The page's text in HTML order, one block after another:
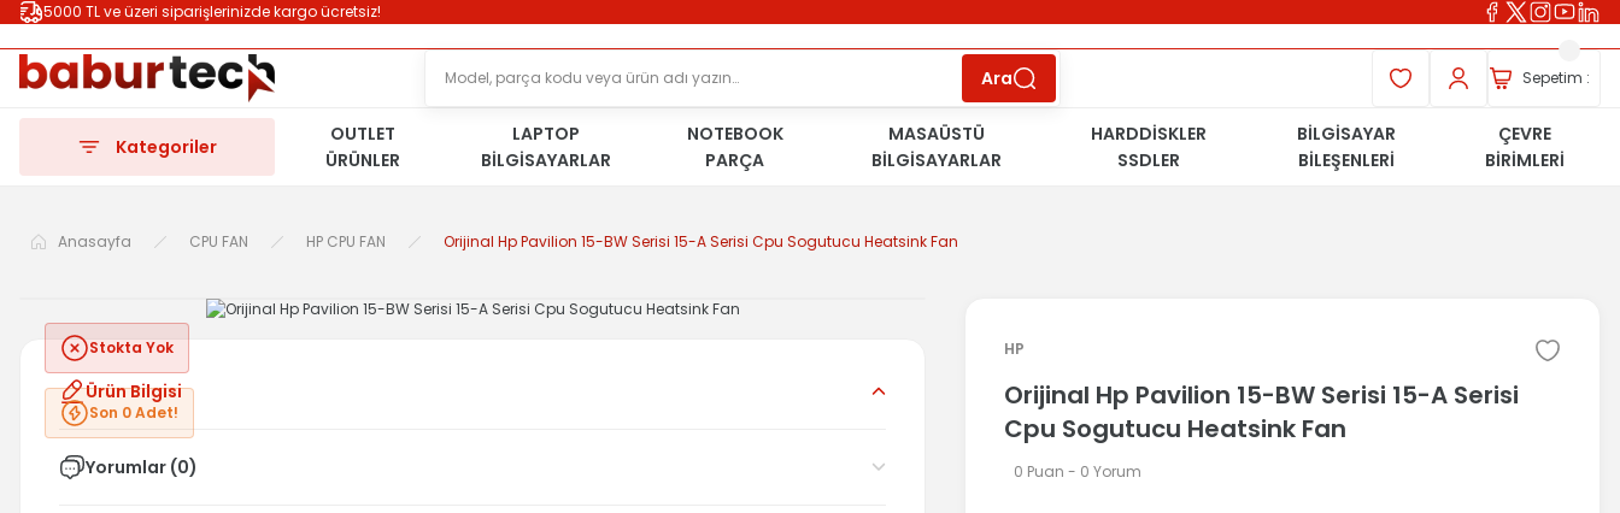
5000 TL ve üzeri siparişlerinizde kargo ücretsiz!
ÜCRETSİZ TESLİMAT İMKANIKOŞULSUZ İADE
HAKKISÜRDÜRÜLEBİLİR ÜRÜNLER
Ara Sepetim :
Kategoriler
OUTLET
ÜRÜNLER
LAPTOP
BİLGİSAYARLAR
NOTEBOOK
PARÇA
MASAÜSTÜ
BİLGİSAYARLAR
HARDDİSKLER
SSDLER
BİLGİSAYAR
BİLEŞENLERİ
ÇEVRE
BİRİMLERİ
Anasayfa CPU FAN HP CPU FAN Orijinal Hp Pavilion 15-BW Serisi 15-A Serisi Cpu Sogutucu Heatsink Fan
Stokta Yok
Son 0 Adet!
Ürün Bilgisi
Yorumlar (0)
HP
Orijinal Hp Pavilion 15-BW Serisi 15-A Serisi
Cpu Sogutucu Heatsink Fan
0 Puan - 0 Yorum